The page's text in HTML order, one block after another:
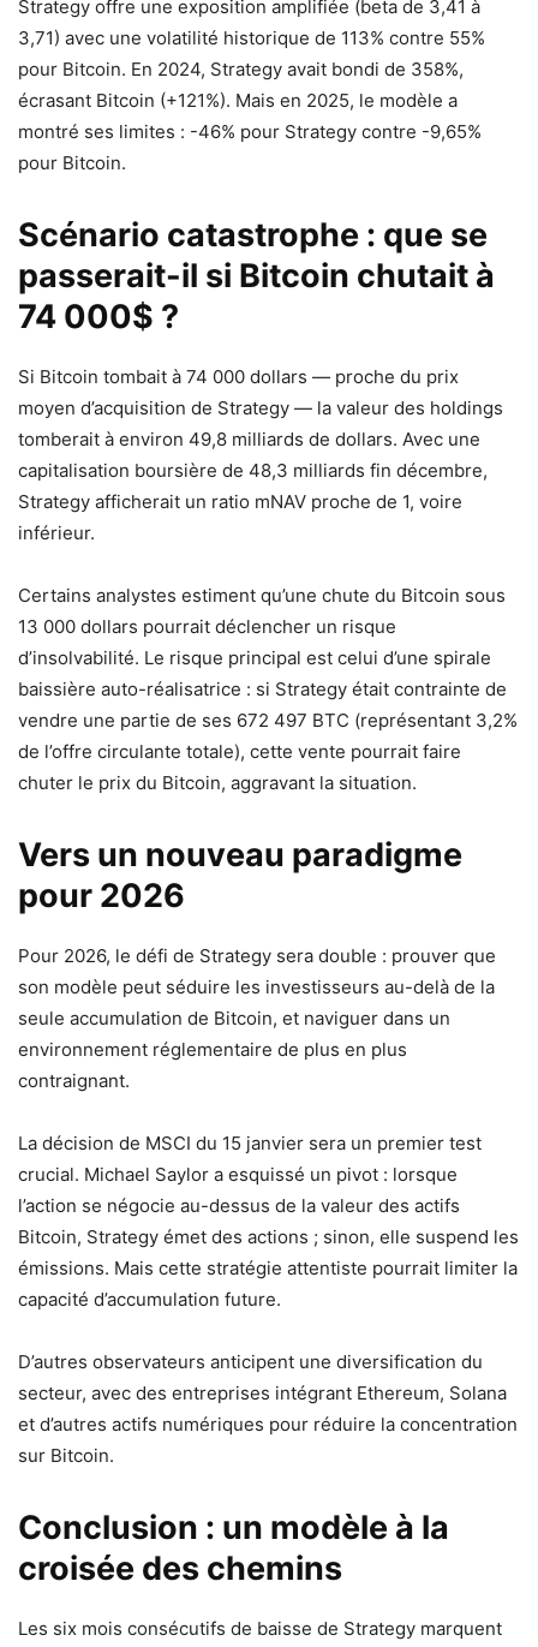
Strategy offre une exposition amplifiée (beta de 3,41 à
3,71) avec une volatilité historique de 113% contre 55%
pour Bitcoin. En 2024, Strategy avait bondi de 358%,
écrasant Bitcoin (+121%). Mais en 2025, le modèle a
montré ses limites : -46% pour Strategy contre -9,65%
pour Bitcoin.
Scénario catastrophe : que se
passerait-il si Bitcoin chutait à
74 000$ ?
Si Bitcoin tombait à 74 000 dollars — proche du prix
moyen d’acquisition de Strategy — la valeur des holdings
tomberait à environ 49,8 milliards de dollars. Avec une
capitalisation boursière de 48,3 milliards fin décembre,
Strategy afficherait un ratio mNAV proche de 1, voire
inférieur.
Certains analystes estiment qu’une chute du Bitcoin sous
13 000 dollars pourrait déclencher un risque
d’insolvabilité. Le risque principal est celui d’une spirale
baissière auto-réalisatrice : si Strategy était contrainte de
vendre une partie de ses 672 497 BTC (représentant 3,2%
de l’offre circulante totale), cette vente pourrait faire
chuter le prix du Bitcoin, aggravant la situation.
Vers un nouveau paradigme
pour 2026
Pour 2026, le défi de Strategy sera double : prouver que
son modèle peut séduire les investisseurs au-delà de la
seule accumulation de Bitcoin, et naviguer dans un
environnement réglementaire de plus en plus
contraignant.
La décision de MSCI du 15 janvier sera un premier test
crucial. Michael Saylor a esquissé un pivot : lorsque
l’action se négocie au-dessus de la valeur des actifs
Bitcoin, Strategy émet des actions ; sinon, elle suspend les
émissions. Mais cette stratégie attentiste pourrait limiter la
capacité d’accumulation future.
D’autres observateurs anticipent une diversification du
secteur, avec des entreprises intégrant Ethereum, Solana
et d’autres actifs numériques pour réduire la concentration
sur Bitcoin.
Conclusion : un modèle à la
croisée des chemins
Les six mois consécutifs de baisse de Strategy marquent